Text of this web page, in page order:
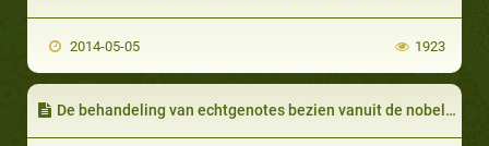
2014-05-05 1923
De behandeling van echtgenotes bezien vanuit de nobele Qur’an en de Sunnah